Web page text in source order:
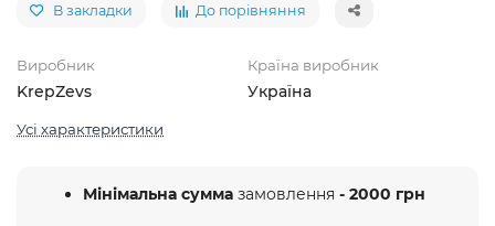
В закладки До порівняння
Виробник
KrepZevs
Країна виробник
Україна
Усі характеристики
Мінімальна сумма замовлення - 2000 грн